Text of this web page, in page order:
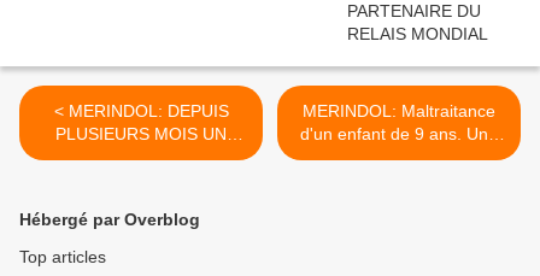
< MERINDOL: DEPUIS
PLUSIEURS MOIS UN
GARCON DE 9 ANS VIVAIT
MERINDOL: Maltraitance
d'un enfant de 9 ans. Une
enquête pour privation de
Hébergé par Overblog
Top articles